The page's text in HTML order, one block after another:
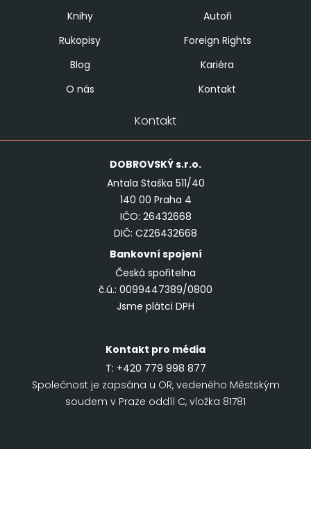
Knihy
Autoři
Rukopisy
Foreign Rights
Blog
Kariéra
O nás
Kontakt
Kontakt
DOBROVSKÝs.r.o.
Antala Staška 511/40
140 00 Praha 4
IČO: 26432668
DIČ: CZ26432668
Bankovní spojení
Česká spořitelna
č.ú.: 0099447389/0800
Jsme plátci DPH
Kontakt pro média
T: +420 779 998 877
Společnost je zapsána u OR, vedeného Městským
soudem v Praze oddíl C, vložka 81781